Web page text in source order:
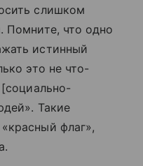
слишком
Помните, что одно
истинный
это не что-
Такие
флаг»,